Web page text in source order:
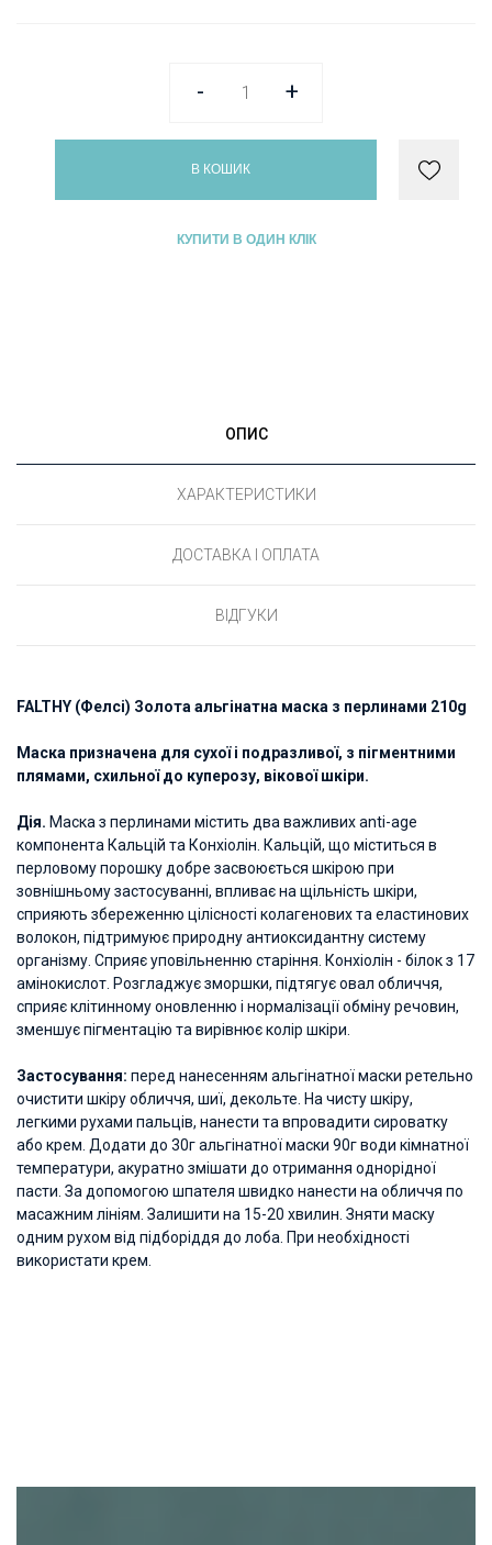
- +
В КОШИК
КУПИТИ В ОДИН КЛІК
ОПИС
ХАРАКТЕРИСТИКИ
ДОСТАВКА І ОПЛАТА
ВІДГУКИ
FALTHY (Фелсі) Золота альгінатна маска з перлинами 210g
Маска призначена для сухої і подразливої, з пігментними
плямами, схильної до куперозу, вікової шкіри.
Дія. Маска з перлинами містить два важливих anti-age
компонента Кальцій та Конхіолін. Кальцій, що міститься в
перловому порошку добре засвоюється шкірою при
зовнішньому застосуванні, впливає на щільність шкіри,
сприяють збереженню цілісності колагенових та еластинових
волокон, підтримуює природну антиоксидантну систему
організму. Сприяє уповільненню старіння. Конхіолін - білок з 17
амінокислот. Розгладжує зморшки, підтягує овал обличчя,
сприяє клітинному оновленню і нормалізації обміну речовин,
зменшує пігментацію та вирівнює колір шкіри.
Застосування: перед нанесенням альгінатної маски ретельно
очистити шкіру обличчя, шиї, декольте. На чисту шкіру,
легкими рухами пальців, нанести та впровадити сироватку
або крем. Додати до 30г альгінатної маски 90г води кімнатної
температури, акуратно змішати до отримання однорідної
пасти. За допомогою шпателя швидко нанести на обличчя по
масажним лініям. Залишити на 15-20 хвилин. Зняти маску
одним рухом від підборіддя до лоба. При необхідності
використати крем.